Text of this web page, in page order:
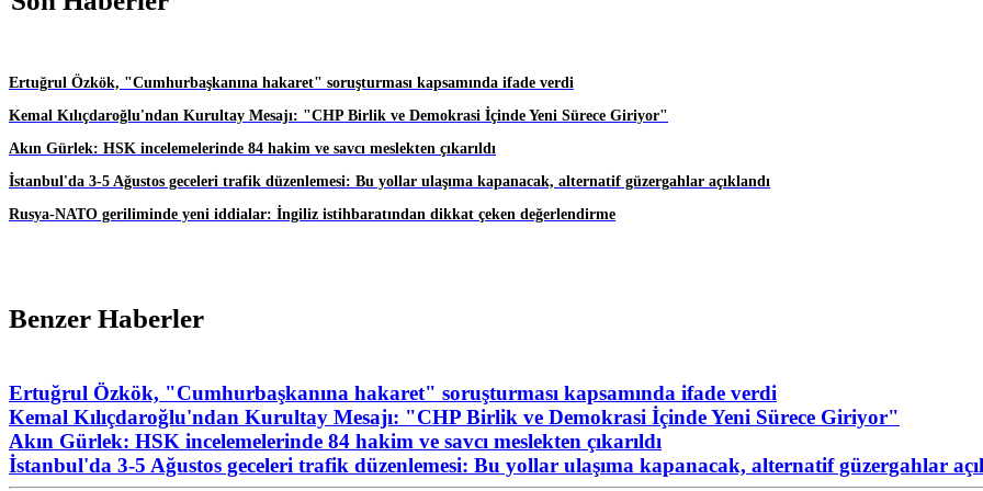
Ertuğrul Özkök, "Cumhurbaşkanına hakaret" soruşturması kapsamında ifade verdi
Kemal Kılıçdaroğlu'ndan Kurultay Mesajı: "CHP Birlik ve Demokrasi İçinde Yeni Sürece Giriyor"
Akın Gürlek: HSK incelemelerinde 84 hakim ve savcı meslekten çıkarıldı
İstanbul'da 3-5 Ağustos geceleri trafik düzenlemesi: Bu yollar ulaşıma kapanacak, alternatif güzergahlar açıklandı
Rusya-NATO geriliminde yeni iddialar: İngiliz istihbaratından dikkat çeken değerlendirme
Benzer Haberler
Ertuğrul Özkök, "Cumhurbaşkanına hakaret" soruşturması kapsamında ifade verdi
Kemal Kılıçdaroğlu'ndan Kurultay Mesajı: "CHP Birlik ve Demokrasi İçinde Yeni Sürece Giriyor"
Akın Gürlek: HSK incelemelerinde 84 hakim ve savcı meslekten çıkarıldı
İstanbul'da 3-5 Ağustos geceleri trafik düzenlemesi: Bu yollar ulaşıma kapanacak, alternatif güzergahlar